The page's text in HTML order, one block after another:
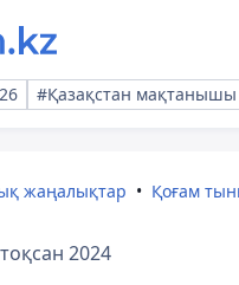
#Қазақстан мақтанышы
жаңалықтар Қоғам
2024